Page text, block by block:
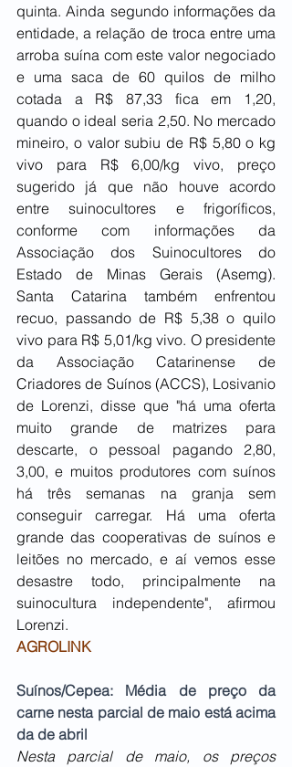
quinta. Ainda segundo informações da
entidade, a relação de troca entre uma
arroba suína com este valor negociado
e uma saca de 60 quilos de milho
cotada a R$ 87,33 fica em 1,20,
quando o ideal seria 2,50. No mercado
mineiro, o valor subiu de R$ 5,80 o kg
vivo para R$ 6,00/kg vivo, preço
sugerido já que não houve acordo
entre suinocultores e frigoríficos,
conforme com informações da
Associação dos Suinocultores do
Estado de Minas Gerais (Asemg).
Santa Catarina também enfrentou
recuo, passando de R$ 5,38 o quilo
vivo para R$ 5,01/kg vivo. O presidente
da Associação Catarinense de
Criadores de Suínos (ACCS), Losivanio
de Lorenzi, disse que "há uma oferta
muito grande de matrizes para
descarte, o pessoal pagando 2,80,
3,00, e muitos produtores com suínos
há três semanas na granja sem
conseguir carregar. Há uma oferta
grande das cooperativas de suínos e
leitões no mercado, e aí vemos esse
desastre todo, principalmente na
suinocultura independente", afirmou
Lorenzi.
AGROLINK
Suínos/Cepea: Média de preço da
carne nesta parcial de maio está acima
da de abril
Nesta parcial de maio, os preços